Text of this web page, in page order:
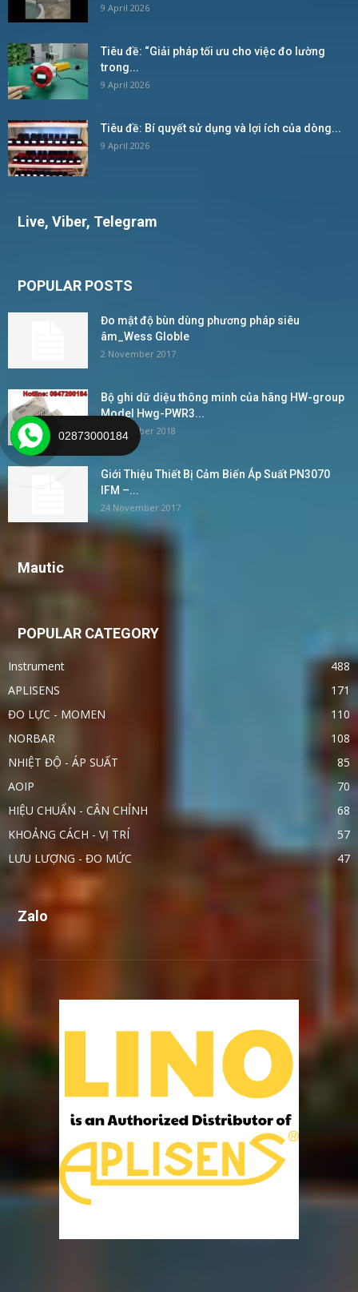
9 April 2026
Tiêu đề: “Giải pháp tối ưu cho việc đo lường
trong...
9 April 2026
Tiêu đề: Bí quyết sử dụng và lợi ích của dòng...
9 April 2026
Live, Viber, Telegram
POPULAR POSTS
Đo mật độ bùn dùng phương pháp siêu
âm_Wess Globle
2 November 2017
Bộ ghi dữ diệu thông minh của hãng HW-group
Model Hwg-PWR3...
4 December 2018
Giới Thiệu Thiết Bị Cảm Biến Áp Suất PN3070
IFM –...
24 November 2017
Mautic
POPULAR CATEGORY
Instrument
488
APLISENS
171
ĐO LỰC - MOMEN
110
NORBAR
108
NHIỆT ĐỘ - ÁP SUẤT
85
AOIP
70
HIỆU CHUẨN - CÂN CHỈNH
68
KHOẢNG CÁCH - VỊ TRÍ
57
LƯU LƯỢNG - ĐO MỨC
47
Zalo
02873000184